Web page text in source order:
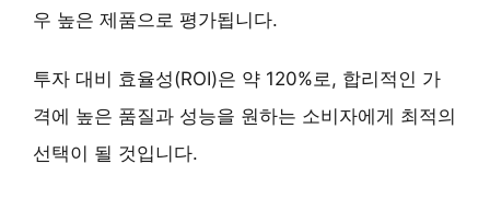
우 높은 제품으로 평가됩니다.
투자 대비 효율성(ROI)은 약 120%로, 합리적인 가
격에 높은 품질과 성능을 원하는 소비자에게 최적의
선택이 될 것입니다.